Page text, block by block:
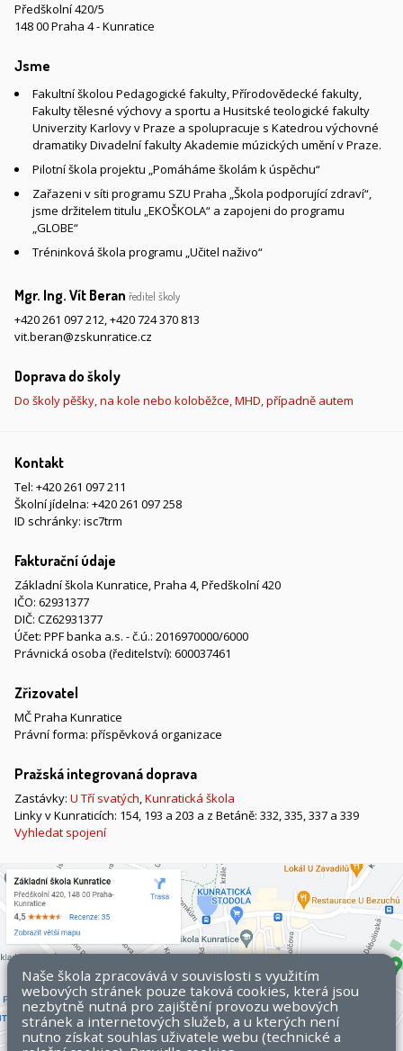
Předškolní 420/5
148 00 Praha 4 - Kunratice
Jsme
Fakultní školou Pedagogické fakulty, Přírodovědecké fakulty,
Fakulty tělesné výchovy a sportu a Husitské teologické fakulty
Univerzity Karlovy v Praze a spolupracuje s Katedrou výchovné
dramatiky Divadelní fakulty Akademie múzických umění v Praze.
Pilotní škola projektu „Pomáháme školám k úspěchu“
Zařazeni v síti programu SZU Praha „Škola podporující zdraví“,
jsme držitelem titulu „EKOŠKOLA“ a zapojeni do programu
„GLOBE“
Tréninková škola programu „Učitel naživo“
Mgr. Ing. Vít Beran ředitel školy
+420 261 097 212,+420 724 370 813
vit.beran@zskunratice.cz
Doprava do školy
Do školy pěšky, na kole nebo koloběžce, MHD, případně autem
Kontakt
Tel: +420 261 097 211
Školní jídelna: +420 261 097 258
ID schránky: isc7trm
Fakturační údaje
Základní škola Kunratice, Praha 4, Předškolní 420
IČO: 62931377
DIČ: CZ62931377
Účet: PPF banka a.s. - č.ú.: 2016970000/6000
Právnická osoba (ředitelství): 600037461
Zřizovatel
MČ Praha Kunratice
Právní forma: příspěvková organizace
Pražská integrovaná doprava
Zastávky: U Tří svatých,Kunratická škola
Linky v Kunraticích: 154, 193 a 203 a z Betáně: 332, 335, 337 a 339
Vyhledat spojení
Naše škola zpracovává v souvislosti s využitím
webových stránek pouze taková cookies, která jsou
nezbytně nutná pro zajištění provozu webových
stránek a internetových služeb, a u kterých není
nutno získat souhlas uživatele webu (technické a